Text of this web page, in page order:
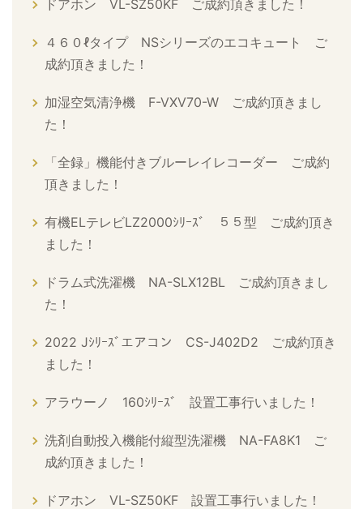
ドアホン VL-SZ50KF ご成約頂きました！
４６０ℓタイプ NSシリーズのエコキュート ご
成約頂きました！
加湿空気清浄機 F-VXV70-W ご成約頂きまし
た！
「全録」機能付きブルーレイレコーダー ご成約
頂きました！
有機ELテレビLZ2000ｼﾘｰｽﾞ ５５型 ご成約頂き
ました！
ドラム式洗濯機 NA-SLX12BL ご成約頂きまし
た！
2022 Jｼﾘｰｽﾞエアコン CS-J402D2 ご成約頂き
ました！
アラウーノ 160ｼﾘｰｽﾞ 設置工事行いました！
洗剤自動投入機能付縦型洗濯機 NA-FA8K1 ご
成約頂きました！
ドアホン VL-SZ50KF 設置工事行いました！